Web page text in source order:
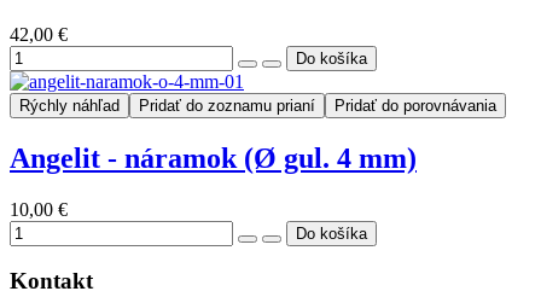
42,00 €
Rýchly náhľad Pridať do zoznamu prianí Pridať do porovnávania
Angelit - náramok (Ø gul. 4 mm)
10,00 €
Kontakt